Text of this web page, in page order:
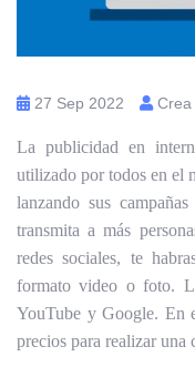
27 Sep 2022 Crea
La publicidad en
utilizado por todos en el
lanzando sus
transmita a más
redes sociales, te
formato video o foto.
YouTube y Google. En
precios para realizar una